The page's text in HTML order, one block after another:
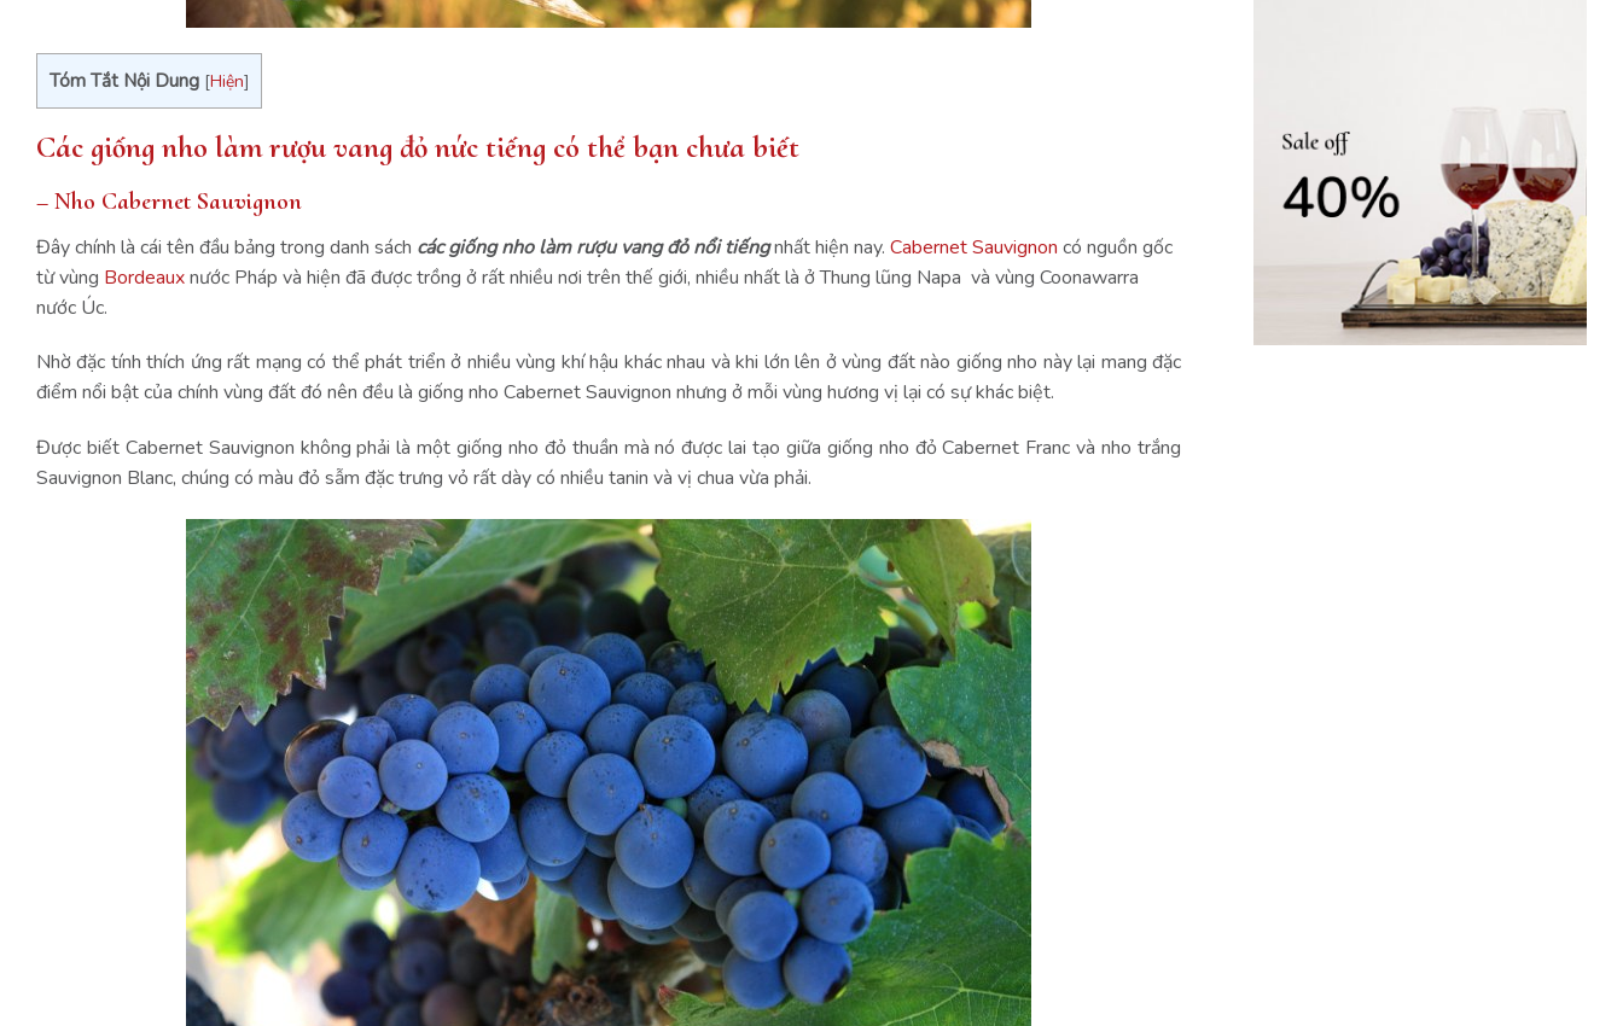
Tóm Tắt Nội Dung [Hiện]
Các giống nho làm rượu vang đỏ nức tiếng có thể bạn chưa biết
– Nho Cabernet Sauvignon
Đây chính là cái tên đầu bảng trong danh sách các giống nho làm rượu vang đỏ nổi tiếngnhất hiện nay. Cabernet Sauvignon có nguồn gốc
từ vùng Bordeauxnước Pháp và hiện đã được trồng ở rất nhiều nơi trên thế giới, nhiều nhất là ở Thung lũng Napa và vùng Coonawarra
nước Úc.
Nhờ đặc tính thích ứng rất mạng có thể phát triển ở nhiều vùng khí hậu khác nhau và khi lớn lên ở vùng đất nào giống nho này lại mang đặc
điểm nổi bật của chính vùng đất đó nên đều là giống nho Cabernet Sauvignon nhưng ở mỗi vùng hương vị lại có sự khác biệt.
Được biết Cabernet Sauvignon không phải là một giống nho đỏ thuần mà nó được lai tạo giữa giống nho đỏ Cabernet Franc và nho trắng
Sauvignon Blanc, chúng có màu đỏ sẫm đặc trưng vỏ rất dày có nhiều tanin và vị chua vừa phải.